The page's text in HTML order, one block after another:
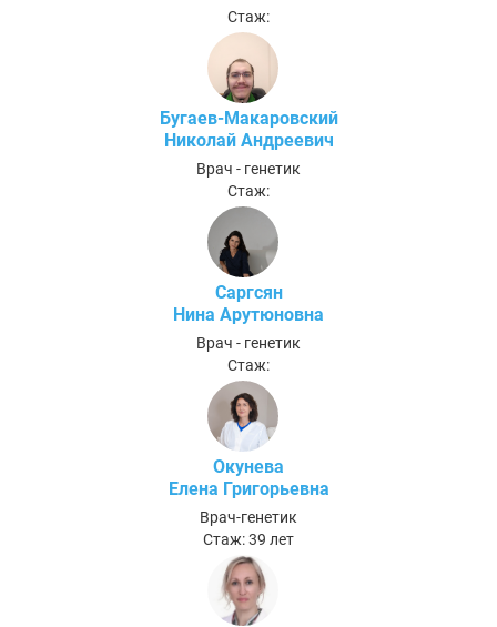
Стаж:
Бугаев-Макаровский
Николай Андреевич
Врач - генетик
Стаж:
Саргсян
Нина Арутюновна
Врач - генетик
Стаж:
Окунева
Елена Григорьевна
Врач-генетик
Стаж: 39 лет